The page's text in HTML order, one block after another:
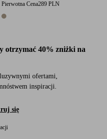
Pierwotna Cena289 PLN
1 kolor
otrzymać 40% zniżki na
ofertami,
inspiracji.
się